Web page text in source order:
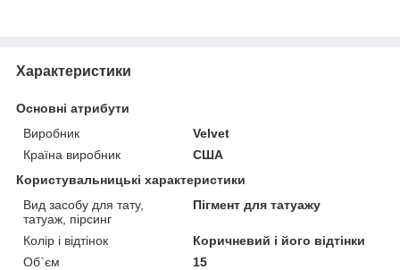
Характеристики
Основні атрибути
Виробник
Velvet
Країна виробник
США
Користувальницькі характеристики
Вид засобу для тату,
татуаж, пірсинг
Пігмент для татуажу
Колір і відтінок
Коричневий і його відтінки
Об`єм
15